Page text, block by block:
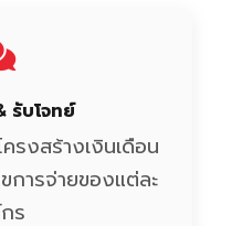
รับโจทย์
รงสร้างเงินเดือน
การจ่ายของแต่ละ
ร